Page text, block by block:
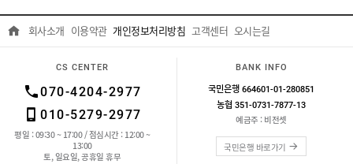
회사소개 이용약관 개인정보처리방침 고객센터 오시는길
CS CENTER
070-4204-2977
010-5279-2977
평일 : 09:30 ~ 17:00 / 점심시간 : 12:00 ~
13:00
토, 일요일, 공휴일 휴무
BANK INFO
국민은행 664601-01-280851
농협 351-0731-7877-13
예금주 : 비전셋
국민은행 바로가기